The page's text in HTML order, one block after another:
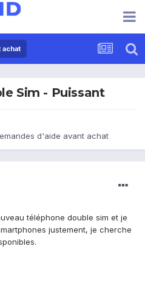
achat
Sim - Puissant
d'aide avant achat
téléphone double sim et je
justement, je cherche